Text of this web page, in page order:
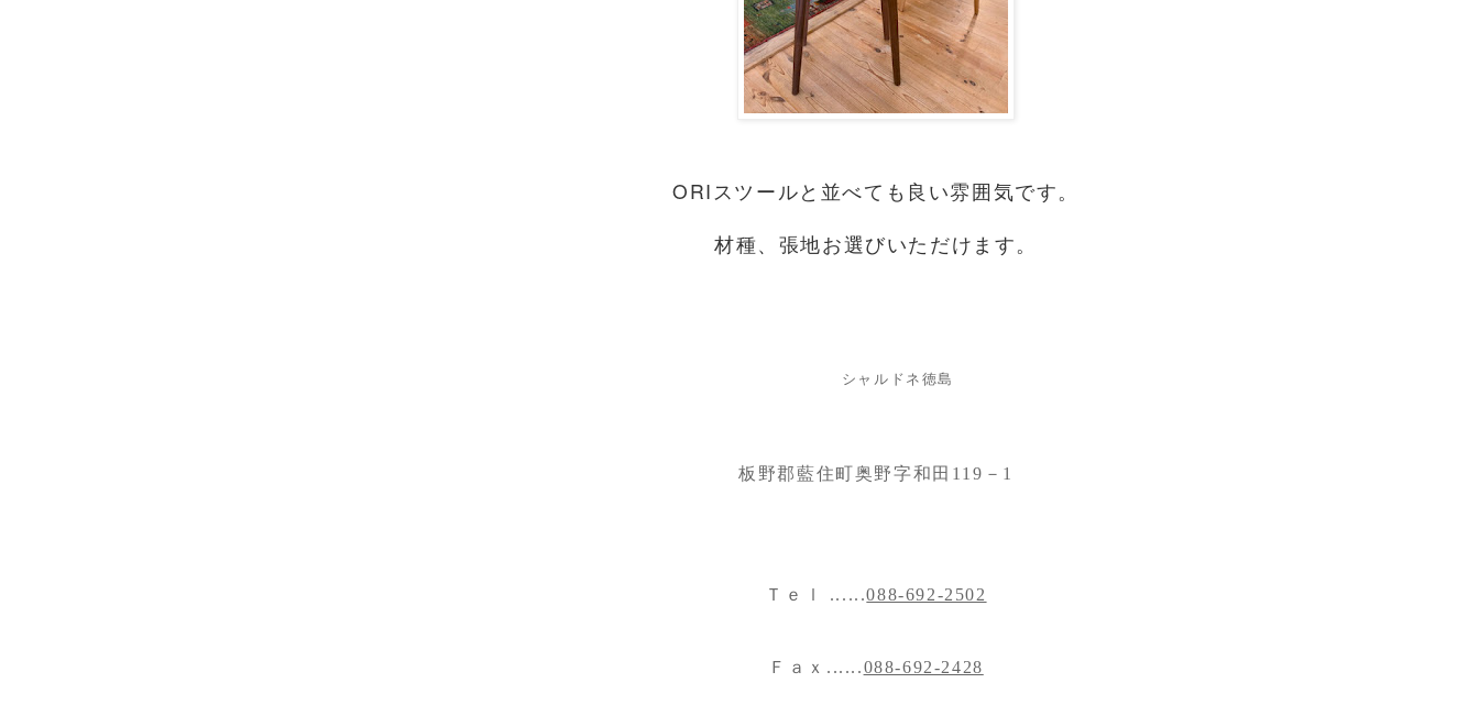
ORIスツールと並べても良い雰囲気です。
材種、張地お選びいただけます。
シャルドネ徳島
板野郡藍住町奥野字和田119－1
Ｔｅｌ ......088-692-2502
Ｆａｘ......088-692-2428